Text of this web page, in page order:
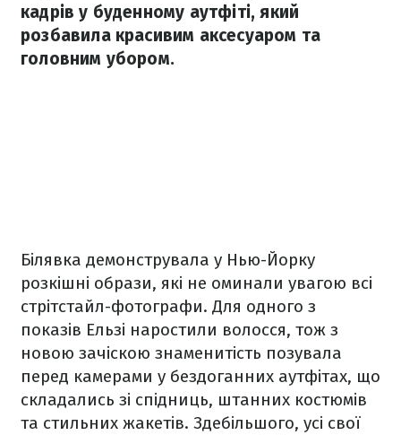
кадрів у буденному аутфіті, який
розбавила красивим аксесуаром та
головним убором.
Білявка демонструвала у Нью-Йорку
розкішні образи, які не оминали увагою всі
стрітстайл-фотографи. Для одного з
показів Ельзі наростили волосся, тож з
новою зачіскою знаменитість позувала
перед камерами у бездоганних аутфітах, що
складались зі спідниць, штанних костюмів
та стильних жакетів. Здебільшого, усі свої